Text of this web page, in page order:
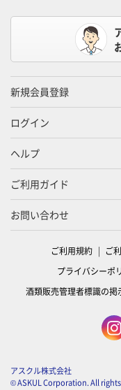
新規会員登録
ログイン
ヘルプ
ご利用ガイド
お問い合わせ
ご利用規約 ご
プライバシーポ
酒類販売管理者標識の掲
アスクル株式会社
© ASKUL Corporation. All